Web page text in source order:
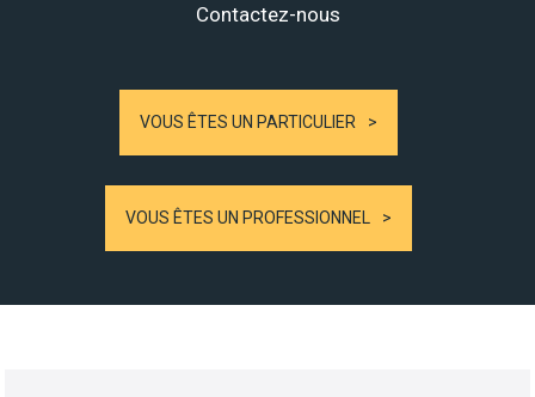
Contactez-nous
VOUS ÊTES UN PARTICULIER
VOUS ÊTES UN PROFESSIONNEL